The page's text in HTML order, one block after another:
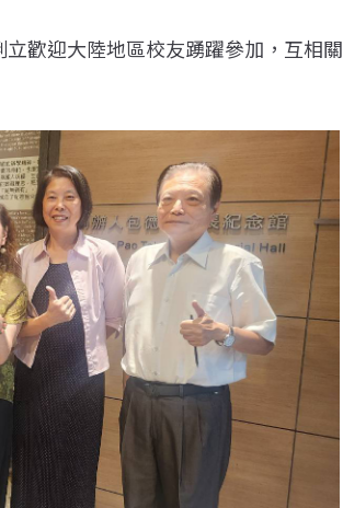
歡迎大陸地區校友踴躍參加，互相關